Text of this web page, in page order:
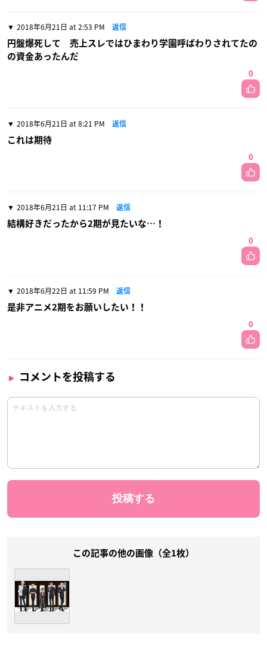
2018年6月21日 at 2:53 PM 返信
円盤爆死して 売上スレではひまわり学園呼ばわりされてたの
の資金あったんだ
0
2018年6月21日 at 8:21 PM 返信
これは期待
0
2018年6月21日 at 11:17 PM 返信
結構好きだったから2期が見たいな…！
0
2018年6月22日 at 11:59 PM 返信
是非アニメ2期をお願いしたい！！
0
コメントを投稿する
この記事の他の画像（全1枚）